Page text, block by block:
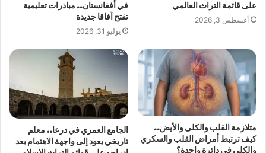
على قائمة التراث العالمي
أغسطس 3, 2026
في أفغانستان.. مبادرات تعليمية
تفتح آفاقا جديدة
يوليو 31, 2026
متلازمة القلب والكلى والأيض..
كيف ترتبط أمراض القلب والسكري
والكلى في دائرة واحدة؟
الجامع العمري في درعا.. معلم
تاريخي يعود إلى واجهة الاهتمام بعد